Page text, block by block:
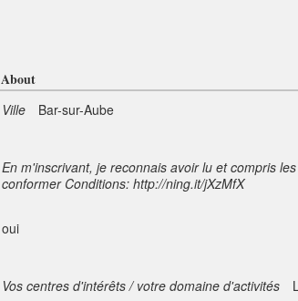
About
Ville Bar-sur-Aube
En m'inscrivant, je reconnais avoir lu et compris
conformer Conditions: http://ning.it/jXzMfX
oui
Vos centres d'intérêts / votre domaine d'activités